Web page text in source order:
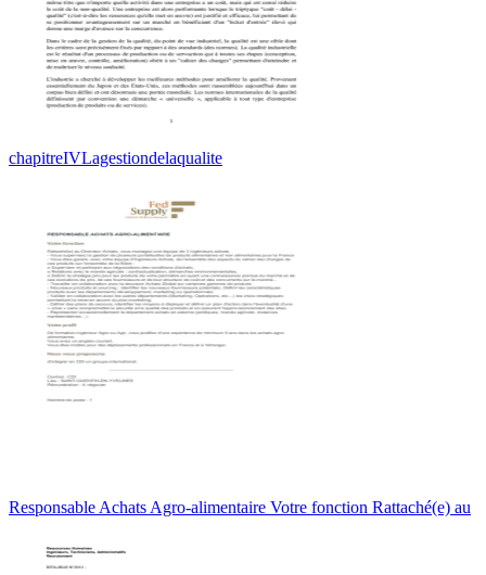
chapitreIVLagestiondelaqualite
Responsable Achats Agro-alimentaire Votre fonction Rattaché(e) au